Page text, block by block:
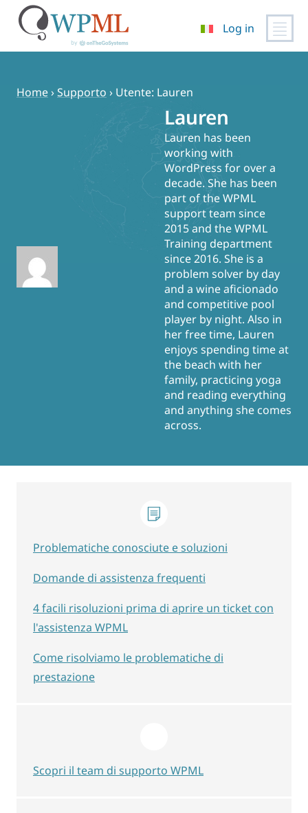
contenuto
Log in
Home›Supporto › Utente: Lauren
Lauren
Lauren has been
working with
WordPress for over a
decade. She has been
part of the WPML
support team since
2015 and the WPML
Training department
since 2016. She is a
problem solver by day
and a wine aficionado
and competitive pool
player by night. Also in
her free time, Lauren
enjoys spending time at
the beach with her
family, practicing yoga
and reading everything
and anything she comes
across.
Problematiche conosciute e soluzioni
Domande di assistenza frequenti
4 facili risoluzioni prima di aprire un ticket con
l'assistenza WPML
Come risolviamo le problematiche di
prestazione
Scopri il team di supporto WPML